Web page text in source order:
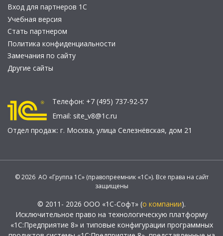
Вход для партнеров 1С
Учебная версия
Стать партнером
Политика конфиденциальности
Замечания по сайту
Другие сайты
Телефон: +7 (495) 737-92-57
Email: site_v8@1c.ru
Отдел продаж: г. Москва, улица Селезнёвская, дом 21
© 2026 АО «Группа 1С» (правопреемник «1С»). Все права на сайт
защищены
© 2011- 2026 ООО «1С-Софт» (о компании).
Исключительное право на технологическую платформу
«1С:Предприятие 8» и типовые конфигурации программных